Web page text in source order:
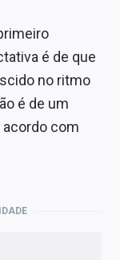
é de que
no ritmo
é de um
acordo com